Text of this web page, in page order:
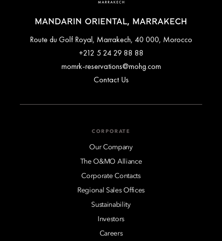
MANDARIN ORIENTAL, MARRAKECH
Route du Golf Royal, Marrakech, 40 000, Morocco
+212 5 24 29 88 88
momrk-reservations@mohg.com
Contact Us
CORPORATE
Our Company
The O&MO Alliance
Corporate Contacts
Regional Sales Offices
Sustainability
Investors
Careers